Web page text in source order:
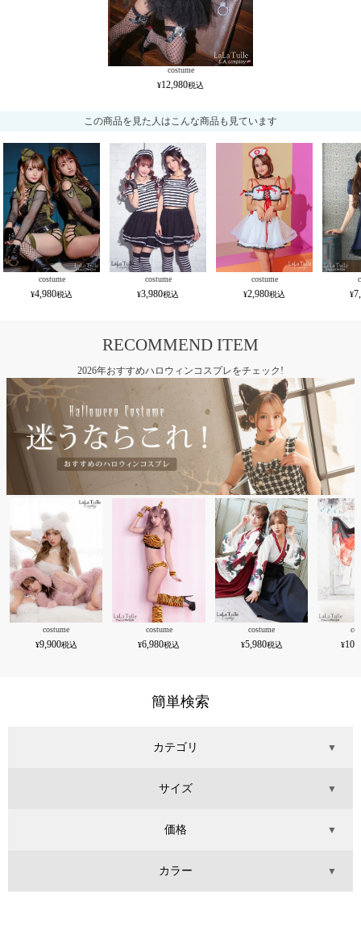
costume
12,980
この商品を見た人はこんな商品も見ています
costume
4,980
costume
3,980
costume
2,980
RECOMMEND ITEM
2026年おすすめハロウィンコスプレをチェック!
costume
9,900
costume
6,980
costume
5,980
簡単検索
カテゴリ ▼
サイズ ▼
価格 ▼
カラー ▼